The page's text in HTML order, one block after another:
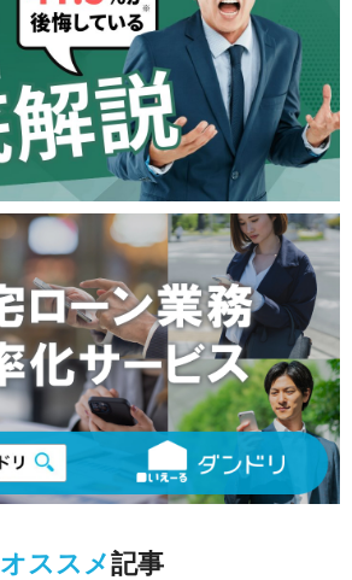
オススメ記事